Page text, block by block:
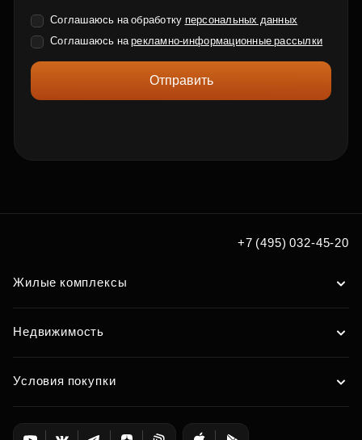
Соглашаюсь на обработку персональных данных
Соглашаюсь нарекламно-информационные рассылки
Отправить
+7 (495) 032-45-20
Жилые комплексы
Недвижимость
Условия покупки